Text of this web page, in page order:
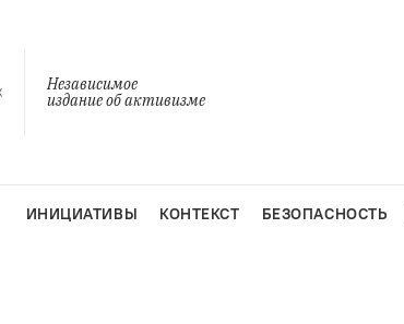
Независимое
издание об активизме
ИНИЦИАТИВЫ КОНТЕКСТ БЕЗОПАСНОСТЬ